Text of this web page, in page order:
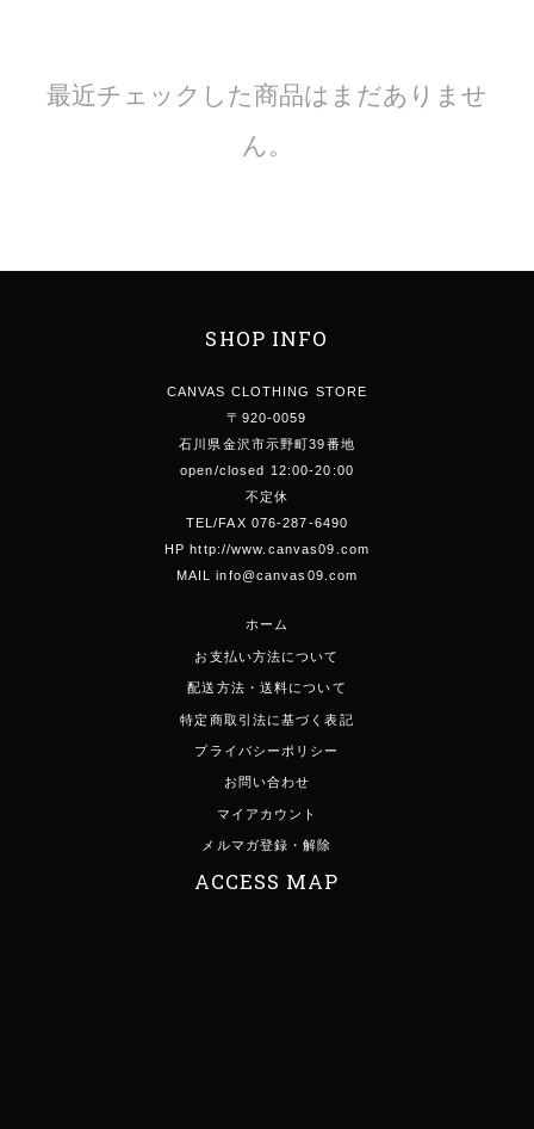
最近チェックした商品はまだありませ
ん。
SHOP INFO
CANVAS CLOTHING STORE
〒920-0059
石川県金沢市示野町39番地
open/closed 12:00-20:00
不定休
TEL/FAX 076-287-6490
HP http://www.canvas09.com
MAIL info@canvas09.com
ホーム
お支払い方法について
配送方法・送料について
特定商取引法に基づく表記
プライバシーポリシー
お問い合わせ
マイアカウント
メルマガ登録・解除
ACCESS MAP